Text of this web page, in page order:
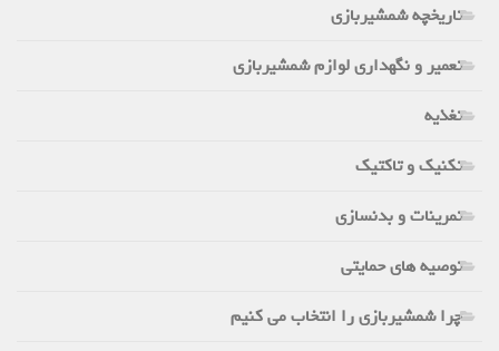
تاریخچه شمشیربازی
تعمیر و نگهداری لوازم شمشیربازی
تغذیه
تکنیک و تاکتیک
تمرینات و بدنسازی
توصیه های حمایتی
چرا شمشیربازی را انتخاب می کنیم